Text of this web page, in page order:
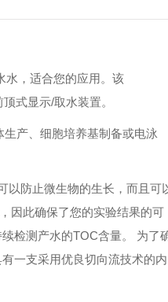
水，适合您的应用。该
式显示/取水装置。
产、细胞培养基制备或电泳
以防止微生物的生长，而且可
因此确保了您的实验结果的可
检测产水的TOC含量。 为了
一支采用优良切向流技术的内